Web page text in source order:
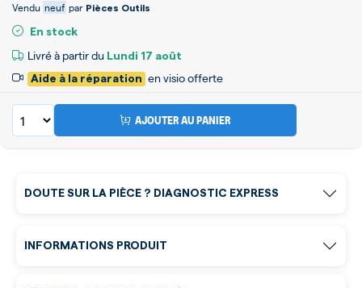
Vendu neuf par Pièces Outils
En stock
Livré à partir du Lundi 17 août
Aide à la réparation en visio offerte
AJOUTER AU PANIER
DOUTE SUR LA PIÈCE ? DIAGNOSTIC EXPRESS
INFORMATIONS PRODUIT